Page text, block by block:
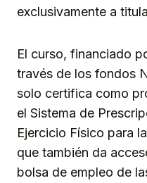
exclusivamente a
El curso, financiado
través de los fondos
solo certifica como
el Sistema de
Ejercicio Físico para
que también da
bolsa de empleo de